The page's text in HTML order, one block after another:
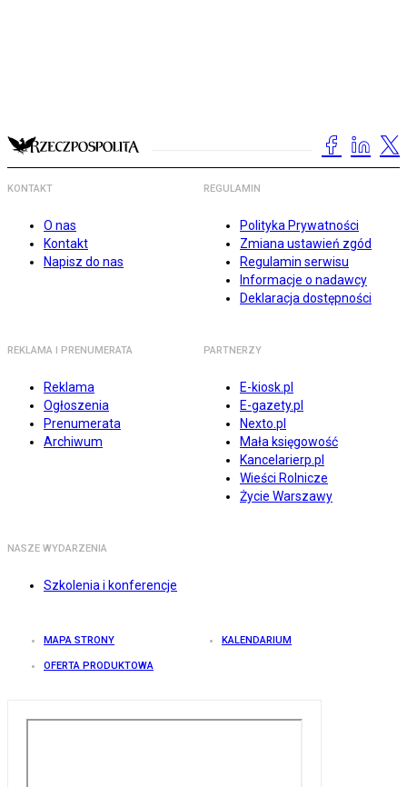
KONTAKT
O nas
Kontakt
Napisz do nas
REGULAMIN
Polityka Prywatności
Zmiana ustawień zgód
Regulamin serwisu
Informacje o nadawcy
Deklaracja dostępności
REKLAMA I PRENUMERATA
Reklama
Ogłoszenia
Prenumerata
Archiwum
PARTNERZY
E-kiosk.pl
E-gazety.pl
Nexto.pl
Mała księgowość
Kancelarierp.pl
Wieści Rolnicze
Życie Warszawy
NASZE WYDARZENIA
Szkolenia i konferencje
MAPA STRONY KALENDARIUM
OFERTA PRODUKTOWA